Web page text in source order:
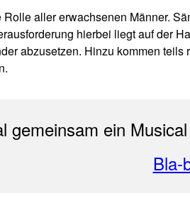
Rolle aller erwachsenen Männer.
hierbei liegt auf der
abzusetzen. Hinzu kommen
gemeinsam ein
Bla-